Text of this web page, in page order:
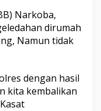
Narkoba,
dirumah
Namun tidak
dengan hasil
kita kembalikan